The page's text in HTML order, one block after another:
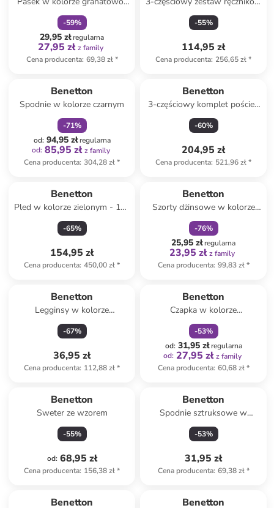
srebrnym
-59%
29,95 złregularna
27,95 zł z family
Cena producenta: 69,38 zł*
w kolorze niebieskim
-55%
114,95 zł
Cena producenta: 256,65 zł*
Benetton
Spodnie w kolorze czarnym
-71%
od: 94,95 złregularna
od: 85,95 zł z family
Cena producenta: 304,28 zł*
Benetton
3-częściowy komplet pościeli
w kolorze czarno-białym
-60%
204,95 zł
Cena producenta: 521,96 zł*
Benetton
Pled w kolorze zielonym - 190
x 140 cm
-65%
154,95 zł
Cena producenta: 450,00 zł*
Benetton
Szorty dżinsowe w kolorze
różowym
-76%
25,95 złregularna
23,95 zł z family
Cena producenta: 99,83 zł*
Benetton
Legginsy w kolorze
granatowym
-67%
36,95 zł
Cena producenta: 112,88 zł*
Benetton
Czapka w kolorze
jasnoróżowo-turkusowo-
fioletowym
-53%
od: 31,95 złregularna
od: 27,95 zł z family
Cena producenta: 60,68 zł*
Benetton
Sweter ze wzorem
-55%
od: 68,95 zł
Cena producenta: 156,38 zł*
Benetton
Spodnie sztruksowe w
kolorze beżowym
-53%
31,95 zł
Cena producenta: 69,38 zł*
Benetton Benetton